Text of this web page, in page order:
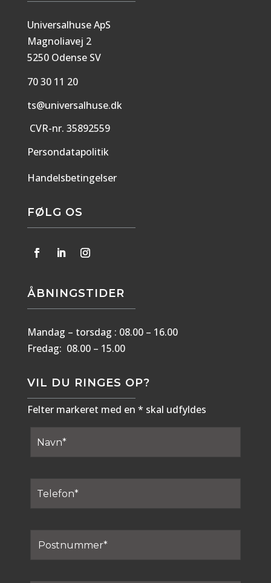
Universalhuse ApS
Magnoliavej 2
5250 Odense SV
70 30 11 20
ts@universalhuse.dk
CVR-nr. 35892559
Persondatapolitik
Handelsbetingelser
FØLG OS
ÅBNINGSTIDER
Mandag – torsdag : 08.00 – 16.00
Fredag: 08.00 – 15.00
VIL DU RINGES OP?
Felter markeret med en * skal udfyldes